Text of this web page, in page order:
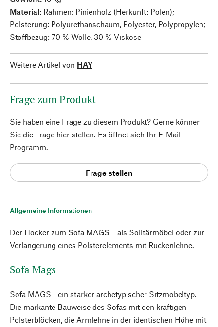
Allgemeine Informationen
Der Hocker zum Sofa MAGS – als Solitärmöbel oder zur
Verlängerung eines Polsterelements mit Rückenlehne.
Sofa Mags
Sofa MAGS - ein starker archetypischer Sitzmöbeltyp.
Die markante Bauweise des Sofas mit den kräftigen
Polsterblöcken, die Armlehne in der identischen Höhe mit
Material: Rahmen: Pinienholz (Herkunft: Polen);
Polsterung: Polyurethanschaum, Polyester, Polypropylen;
Stoffbezug: 70 % Wolle, 30 % Viskose
Weitere Artikel von HAY
Frage zum Produkt
Sie haben eine Frage zu diesem Produkt? Gerne können
Sie die Frage hier stellen. Es öffnet sich Ihr E-Mail-
Programm.
Frage stellen